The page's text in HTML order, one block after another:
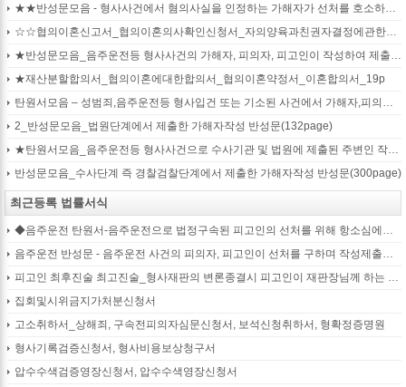
★★반성문모음 - 형사사건에서 혐의사실을 인정하는 가해자가 선처를 호소하며 제출작성하는 반성문2
☆☆협의이혼신고서_협의이혼의사확인신청서_자의양육과친권자결정에관한협의서_22p
★반성문모음_음주운전등 형사사건의 가해자, 피의자, 피고인이 작성하여 제출하는 반성문모음(380page)
★재산분할합의서_협의이혼에대한합의서_협의이혼약정서_이혼합의서_19p
탄원서모음 – 성범죄,음주운전등 형사입건 또는 기소된 사건에서 가해자,피의자,피고인을 위하여 선처를 호소하는 내용(지인분들 작성)
2_반성문모음_법원단계에서 제출한 가해자작성 반성문(132page)
★탄원서모음_음주운전등 형사사건으로 수사기관 및 법원에 제출된 주변인 작성 선처호소 탄원서(208page)
반성문모음_수사단계 즉 경찰검찰단계에서 제출한 가해자작성 반성문(300page)
최근등록 법률서식
◆음주운전 탄원서-음주운전으로 법정구속된 피고인의 선처를 위해 항소심에서 제출하는 탄원서(45page)
음주운전 반성문 - 음주운전 사건의 피의자, 피고인이 선처를 구하며 작성제출하는 반성문
피고인 최후진술 최고진술_형사재판의 변론종결시 피고인이 재판장님께 하는 최종진술 의견내용(36페이지)
집회및시위금지가처분신청서
고소취하서_상해죄, 구속전피의자심문신청서, 보석신청취하서, 형확정증명원
형사기록검증신청서, 형사비용보상청구서
압수수색검증영장신청서, 압수수색영장신청서